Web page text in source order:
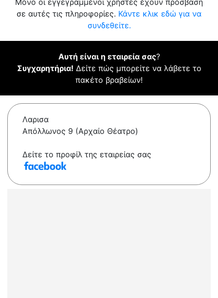
Μόνο οι εγγεγραμμένοι χρήστες έχουν πρόσβαση
σε αυτές τις πληροφορίες. Κάντε κλικ εδώ για να
συνδεθείτε.
Αυτή είναι η εταιρεία σας?
Συγχαρητήρια! Δείτε πώς μπορείτε να λάβετε το
πακέτο βραβείων!
Λαρισα
Απόλλωνος 9 (Αρχαίο Θέατρο)
Δείτε το προφίλ της εταιρείας σας